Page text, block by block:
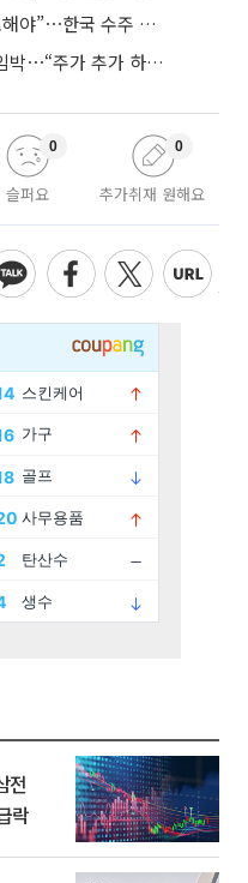
백악관 “전투함 등 4척 해외 건조해야”⋯한국 수주 기대
스페이스X 1차 '보호예수 해제' 임박⋯“주가 추가 하락 가능성”
슬퍼요
0
추가취재 원해요
0
전
락